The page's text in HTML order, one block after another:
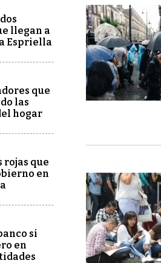
llegan a
Espriella
que
las
hogar
rojas que
en
si
en